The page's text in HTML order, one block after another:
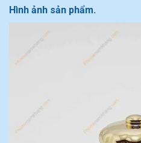
Hình ảnh sản phẩm.